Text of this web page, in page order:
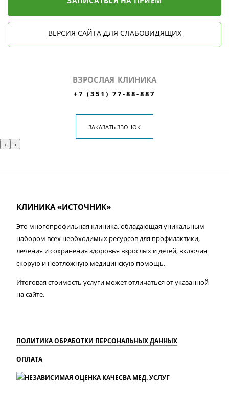
ВЕРСИЯ САЙТА ДЛЯ СЛАБОВИДЯЩИХ
ВЗРОСЛАЯ КЛИНИКА
+7 (351) 77-88-887
ЗАКАЗАТЬ ЗВОНОК
‹ ›
КЛИНИКА «ИСТОЧНИК»
Это многопрофильная клиника, обладающая уникальным
набором всех необходимых ресурсов для профилактики,
лечения и сохранения здоровья взрослых и детей, включая
скорую и неотложную медицинскую помощь.
Итоговая стоимость услуги может отличаться от указанной
на сайте.
ПОЛИТИКА ОБРАБОТКИ ПЕРСОНАЛЬНЫХ ДАННЫХ
ОПЛАТА